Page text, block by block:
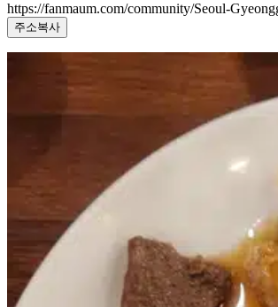
https://fanmaum.com/community/Seoul-
주소복사